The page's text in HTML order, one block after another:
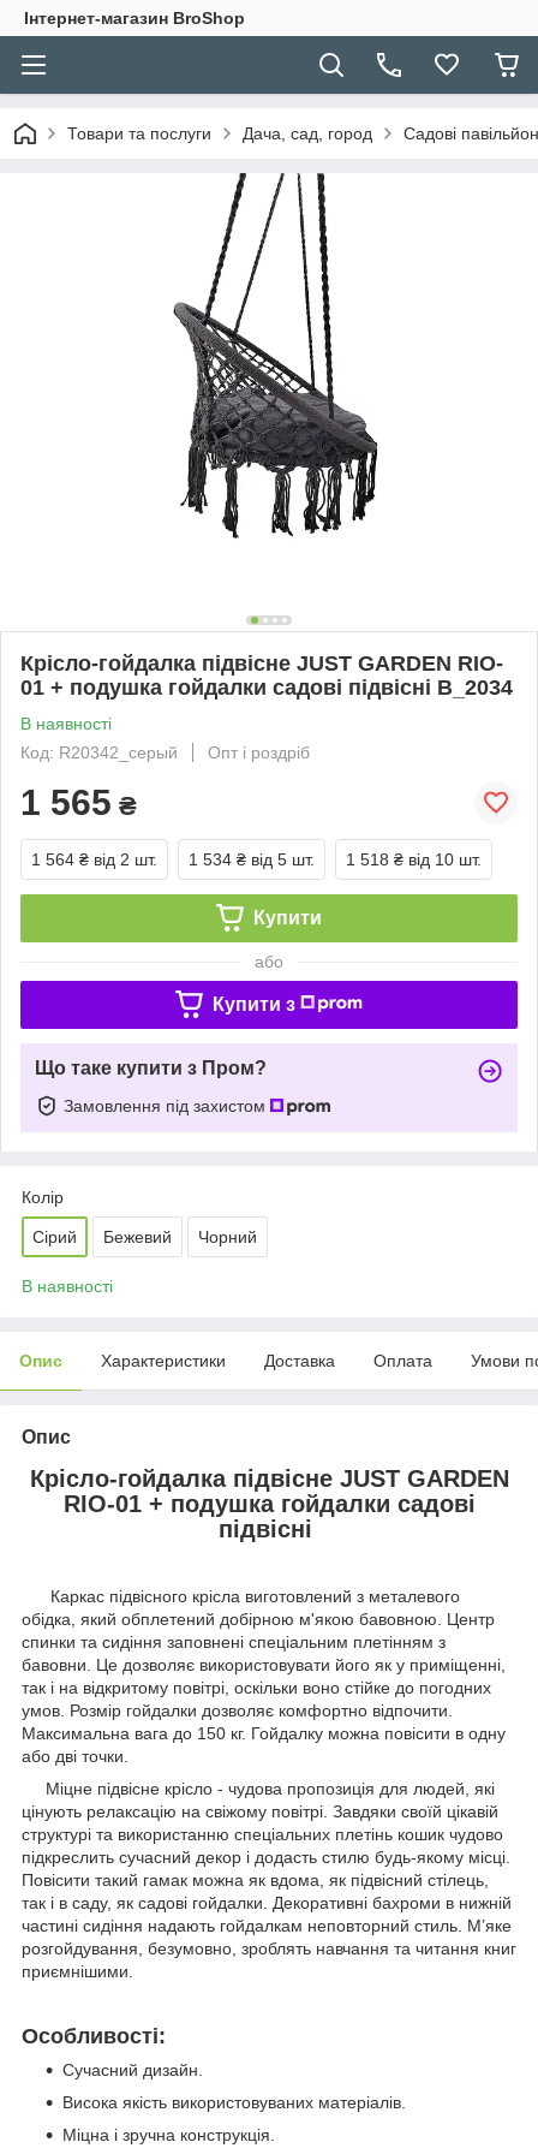
Інтернет-магазин BroShop
Товари та послуги Дача, сад, город Садові
Крісло-гойдалка підвісне JUST GARDEN RIO-
01 + подушка гойдалки садові підвісні B_2034
В наявності
Код: R20342_серый
Опт і роздріб
1 565 ₴
1 564 ₴ від 2 шт. 1 534 ₴ від 5 шт. 1 518 ₴ від 10 шт.
Купити
або
Купити з
Що таке купити з Пром?
Замовлення під захистом
Колір
Сірий Бежевий Чорний
В наявності
Опис Характеристики Доставка Оплата Умови
Опис
Крісло-гойдалка підвісне JUST GARDEN
RIO-01 + подушка гойдалки садові
підвісні
Каркас підвісного крісла виготовлений з металевого
обідка, який обплетений добірною м'якою бавовною. Центр
спинки та сидіння заповнені спеціальним плетінням з
бавовни. Це дозволяє використовувати його як у приміщенні,
так і на відкритому повітрі, оскільки воно стійке до погодних
умов. Розмір гойдалки дозволяє комфортно відпочити.
Максимальна вага до 150 кг. Гойдалку можна повісити в одну
або дві точки.
Міцне підвісне крісло - чудова пропозиція для людей, які
цінують релаксацію на свіжому повітрі. Завдяки своїй цікавій
структурі та використанню спеціальних плетінь кошик чудово
підкреслить сучасний декор і додасть стилю будь-якому місці.
Повісити такий гамак можна як вдома, як підвісний стілець,
так і в саду, як садові гойдалки. Декоративні бахроми в нижній
частині сидіння надають гойдалкам неповторний стиль. М’яке
розгойдування, безумовно, зроблять навчання та читання книг
приємнішими.
Особливості:
Сучасний дизайн.
Висока якість використовуваних матеріалів.
Міцна і зручна конструкція.